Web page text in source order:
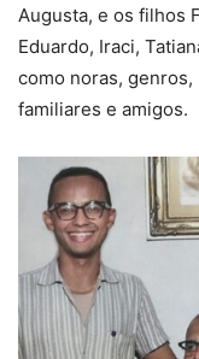
Augusta, e os filhos
Eduardo, Iraci,
como noras,
familiares e amigos.